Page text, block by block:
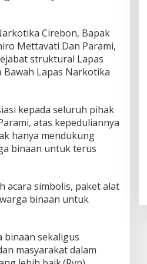
Cirebon, Bapak
Mettavati Dan Parami,
struktural Lapas
Lapas Narkotika
kepada seluruh pihak
atas kepeduliannya
hanya mendukung
binaan untuk terus
acara simbolis, paket alat
binaan untuk
binaan sekaligus
masyarakat dalam